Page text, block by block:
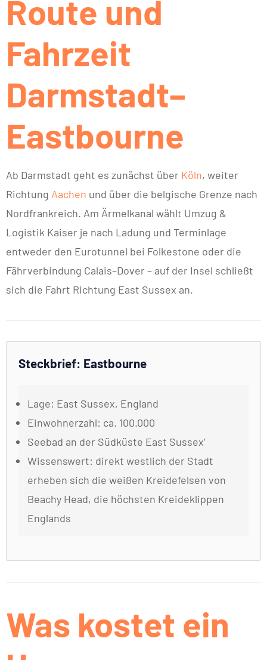
Route und
Fahrzeit
Darmstadt–
Eastbourne
Ab Darmstadt geht es zunächst über Köln, weiter
Richtung Aachen und über die belgische Grenze nach
Nordfrankreich. Am Ärmelkanal wählt Umzug &
Logistik Kaiser je nach Ladung und Terminlage
entweder den Eurotunnel bei Folkestone oder die
Fährverbindung Calais–Dover – auf der Insel schließt
sich die Fahrt Richtung East Sussex an.
Steckbrief: Eastbourne
Lage: East Sussex, England
Einwohnerzahl: ca. 100.000
Seebad an der Südküste East Sussex‘
Wissenswert: direkt westlich der Stadt
erheben sich die weißen Kreidefelsen von
Beachy Head, die höchsten Kreideklippen
Englands
Was kostet ein